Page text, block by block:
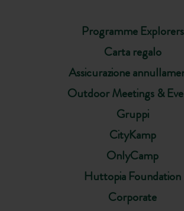
Programme Explorers
Carta regalo
Assicurazione
Outdoor Meetings &
Gruppi
CityKamp
OnlyCamp
Huttopia Foundation
Corporate